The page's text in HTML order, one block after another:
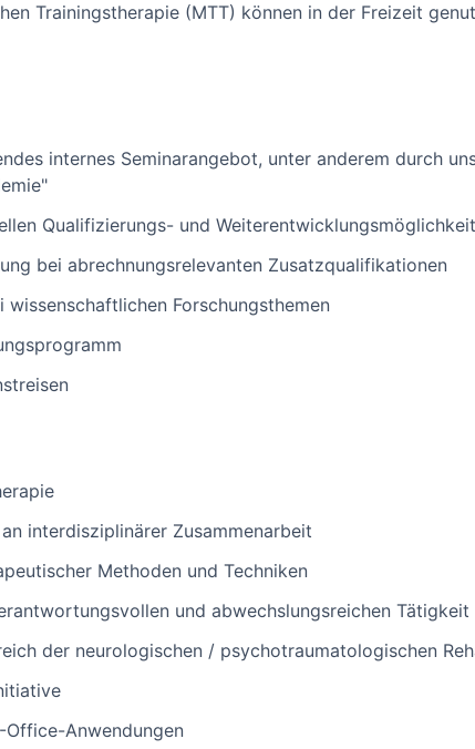
Trainingstherapie (MTT) können in der Freizeit
internes Seminarangebot, unter anderem durch
Qualifizierungs- und
bei abrechnungsrelevanten Zusatzqualifikationen
Forschungsthemen
interdisziplinärer Zusammenarbeit
Methoden und Techniken
und abwechslungsreichen Tätigkeit
der neurologischen / psychotraumatologischen
Office-Anwendungen